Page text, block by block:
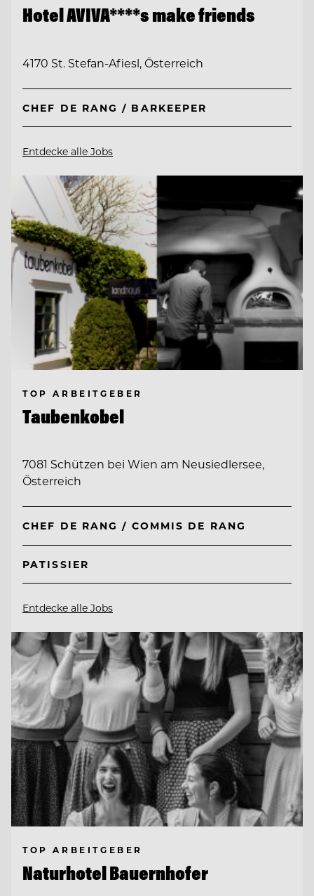
Hotel AVIVA****s make friends
4170 St. Stefan-Afiesl, Österreich
CHEF DE RANG / BARKEEPER
Entdecke alle Jobs
TOP ARBEITGEBER
Taubenkobel
7081 Schützen bei Wien am Neusiedlersee,
Österreich
CHEF DE RANG / COMMIS DE RANG
PATISSIER
Entdecke alle Jobs
TOP ARBEITGEBER
Naturhotel Bauernhofer